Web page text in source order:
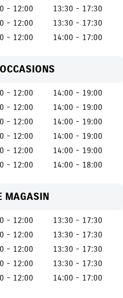
- 12:00
13:30 - 17:30
- 12:00
13:30 - 17:30
- 12:00 14:00 - 17:00
- 12:00
14:00 - 19:00
- 12:00
14:00 - 19:00
- 12:00
14:00 - 19:00
- 12:00
14:00 - 19:00
- 12:00
14:00 - 19:00
- 12:00 14:00 - 18:00
MAGASIN
- 12:00
13:30 - 17:30
- 12:00
13:30 - 17:30
- 12:00
13:30 - 17:30
- 12:00
13:30 - 17:30
- 12:00 14:00 - 17:00